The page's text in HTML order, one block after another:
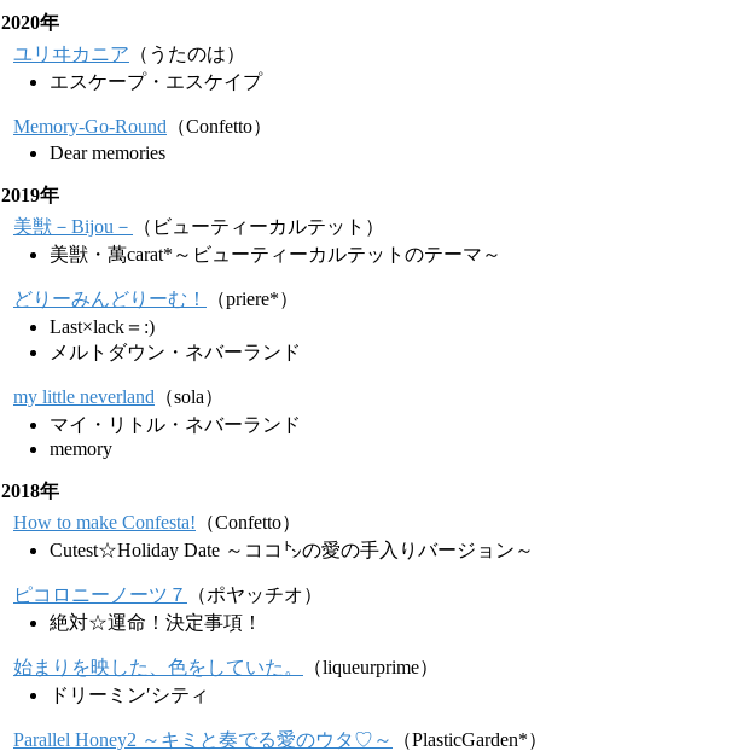
2020年
ユリヰカニア （うたのは）
エスケープ・エスケイプ
Memory-Go-Round （Confetto）
Dear memories
2019年
美獣－Bijou－
（ビューティーカルテット）
美獣・萬carat*～ビューティーカルテットのテーマ～
どりーみんどりーむ！
（priere*）
Last×lack＝:)
メルトダウン・ネバーランド
my little neverland （sola）
マイ・リトル・ネバーランド
memory
2018年
How to make Confesta! （Confetto）
Cutest☆Holiday Date ～ココ㌧の愛の手入りバージョン～
ピコロニーノーツ７
（ポヤッチオ）
絶対☆運命！決定事項！
始まりを映した、色をしていた。
（liqueurprime）
ドリーミン′シティ
Parallel Honey2 ～キミと奏でる愛のウタ♡～
（PlasticGarden*）